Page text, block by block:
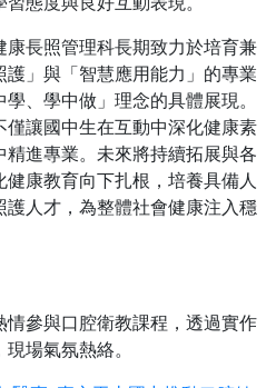
長照管理科長期致力於培育兼
」與「智慧應用能力」的專業
、學中做」理念的具體展現。
讓國中生在互動中深化健康素
進專業。未來將持續拓展與各
康教育向下扎根，培養具備人
人才，為整體社會健康注入穩
參與口腔衛教課程，透過實作
場氣氛熱絡。